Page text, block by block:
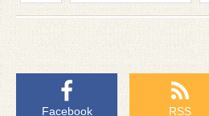
Facebook RSS